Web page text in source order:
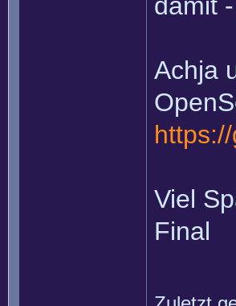
Achja
Viel
Final